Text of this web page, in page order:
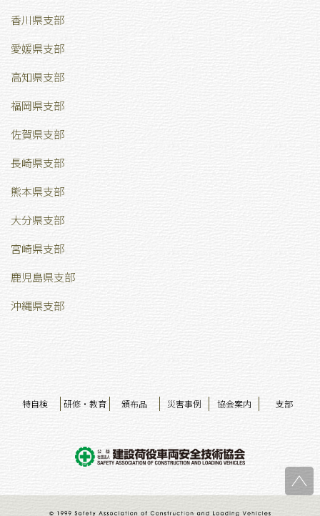
香川県支部
愛媛県支部
高知県支部
福岡県支部
佐賀県支部
長崎県支部
熊本県支部
大分県支部
宮崎県支部
鹿児島県支部
沖縄県支部
特自検 研修・教育 頒布品 災害事例 協会案内 支部